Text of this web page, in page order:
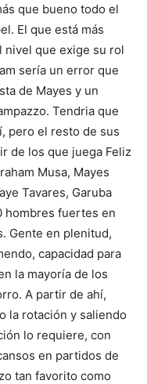
que bueno todo el
El que está más
nivel que exige su rol
sería un error que
de Mayes y un
Tendria que
pero el resto de sus
de los que juega Feliz
Musa, Mayes
Tavares, Garuba
hombres fuertes en
Gente en plenitud,
capacidad para
la mayoría de los
A partir de ahí,
la rotación y saliendo
lo requiere, con
en partidos de
tan favorito como